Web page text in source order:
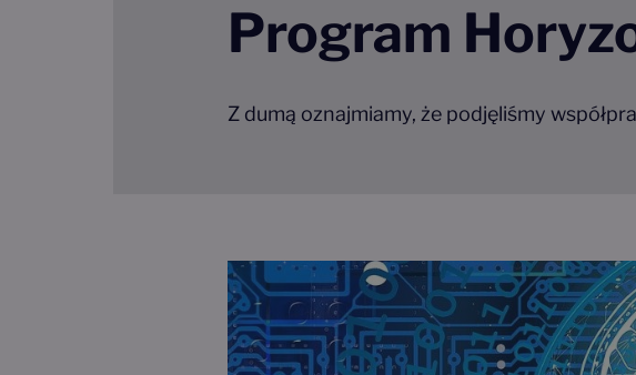
Program
Z dumą oznajmiamy, że podjęliśmy